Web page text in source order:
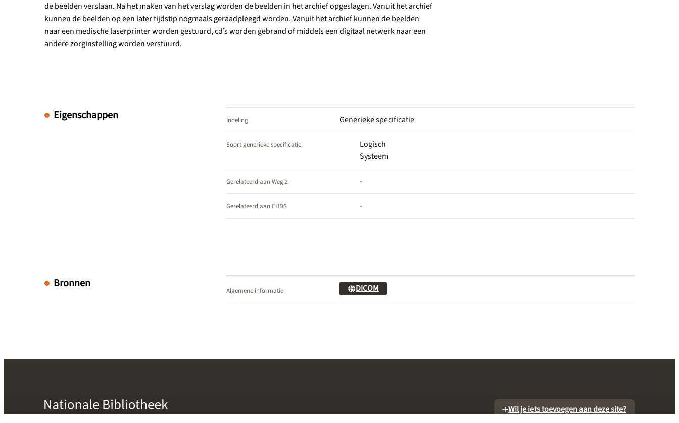
de beelden verslaan. Na het maken van het verslag worden de beelden in het archief opgeslagen. Vanuit het archief
kunnen de beelden op een later tijdstip nogmaals geraadpleegd worden. Vanuit het archief kunnen de beelden
naar een medische laserprinter worden gestuurd, cd’s worden gebrand of middels een digitaal netwerk naar een
andere zorginstelling worden verstuurd.
Eigenschappen Indeling Generieke specificatie
Soort generieke specificatie
Logisch
Systeem
Gerelateerd aan Wegiz -
Gerelateerd aan EHDS -
Bronnen
Algemene informatie DICOM
Wil je iets toevoegen aan deze site?